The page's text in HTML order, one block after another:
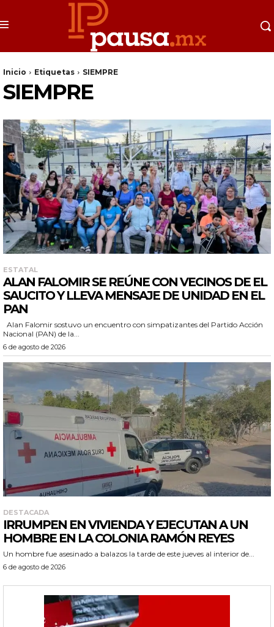
Inicio Etiquetas SIEMPRE
SIEMPRE
ESTATAL
ALAN FALOMIR SE REÚNE CON VECINOS DE EL
SAUCITO Y LLEVA MENSAJE DE UNIDAD EN EL
PAN
Nacional (PAN) de la...
6 de agosto de 2026
DESTACADA
IRRUMPEN EN VIVIENDA Y EJECUTAN A UN
HOMBRE EN LA COLONIA RAMÓN REYES
Un hombre fue asesinado a balazos la tarde de este jueves al interior de...
6 de agosto de 2026